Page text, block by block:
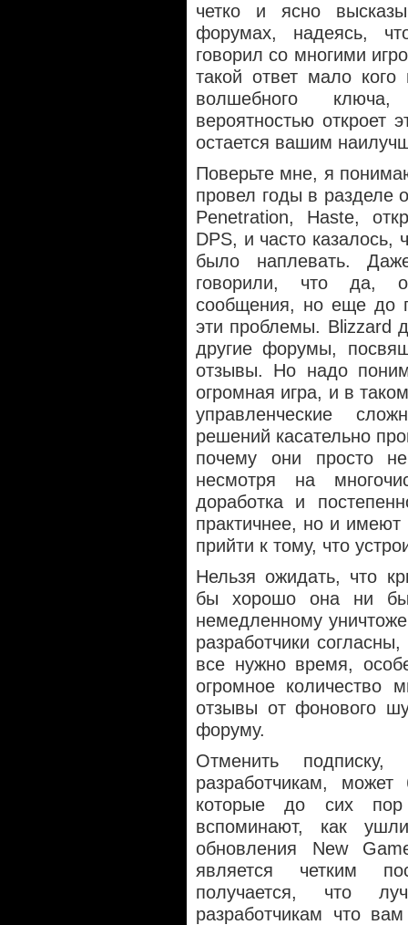
четко и ясно
форумах, надеясь,
говорил со многими
такой ответ мало
волшебного
вероятностью откроет
остается вашим
Поверьте мне, я
провел годы в разделе
Penetration, Haste,
DPS, и часто
было наплевать.
говорили, что да,
сообщения, но еще до
эти проблемы. Blizzard
другие форумы,
отзывы. Но надо
огромная игра, и в
управленческие
решений касательно
почему они просто
несмотря на
доработка и
практичнее, но и
прийти к тому, что
Нельзя ожидать, что
бы хорошо она ни
немедленному
разработчики
все нужно время,
огромное количество
отзывы от фонового
форуму.
Отменить подписку,
разработчикам,
которые до сих пор
вспоминают, как
обновления New
является четким
получается, что
разработчикам что